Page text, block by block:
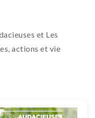
et Les
actions et vie